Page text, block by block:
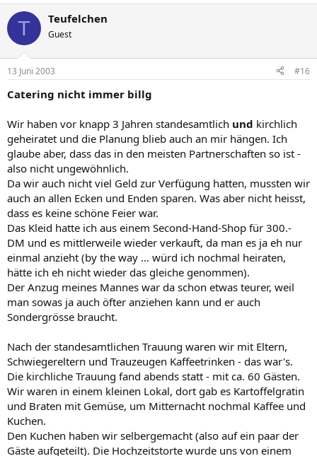
T Teufelchen
Guest
13 Juni 2003 #16
Catering nicht immer billg
Wir haben vor knapp 3 Jahren standesamtlich und kirchlich
geheiratet und die Planung blieb auch an mir hängen. Ich
glaube aber, dass das in den meisten Partnerschaften so ist -
also nicht ungewöhnlich.
Da wir auch nicht viel Geld zur Verfügung hatten, mussten wir
auch an allen Ecken und Enden sparen. Was aber nicht heisst,
dass es keine schöne Feier war.
Das Kleid hatte ich aus einem Second-Hand-Shop für 300.-
DM und es mittlerweile wieder verkauft, da man es ja eh nur
einmal anzieht (by the way ... würd ich nochmal heiraten,
hätte ich eh nicht wieder das gleiche genommen).
Der Anzug meines Mannes war da schon etwas teurer, weil
man sowas ja auch öfter anziehen kann und er auch
Sondergrösse braucht.
Nach der standesamtlichen Trauung waren wir mit Eltern,
Schwiegereltern und Trauzeugen Kaffeetrinken - das war's.
Die kirchliche Trauung fand abends statt - mit ca. 60 Gästen.
Wir waren in einem kleinen Lokal, dort gab es Kartoffelgratin
und Braten mit Gemüse, um Mitternacht nochmal Kaffee und
Kuchen.
Den Kuchen haben wir selbergemacht (also auf ein paar der
Gäste aufgeteilt). Die Hochzeitstorte wurde uns von einem